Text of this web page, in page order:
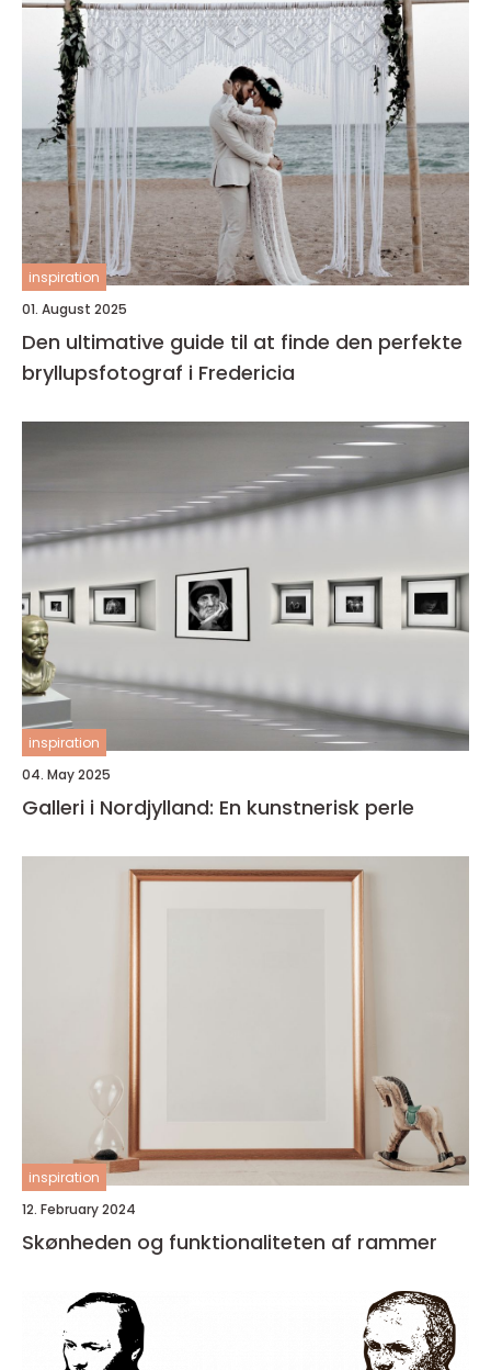
inspiration
01. August 2025
Den ultimative guide til at finde den perfekte
bryllupsfotograf i Fredericia
inspiration
04. May 2025
Galleri i Nordjylland: En kunstnerisk perle
inspiration
12. February 2024
Skønheden og funktionaliteten af rammer